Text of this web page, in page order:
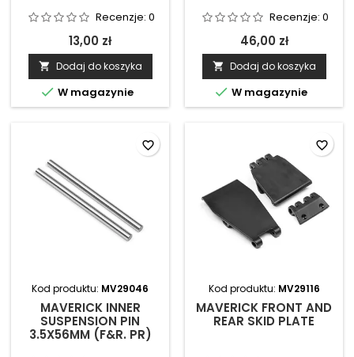
Recenzje: 0
13,00 zł
 Dodaj do koszyka
 W magazynie
Recenzje: 0
46,00 zł
 Dodaj do koszyka
 W magazynie
Kod produktu: MV29046
MAVERICK INNER
SUSPENSION PIN
3.5X56MM (F&R. PR)
favorite_border
Kod produktu: MV29116
MAVERICK FRONT AND
REAR SKID PLATE
favorite_border